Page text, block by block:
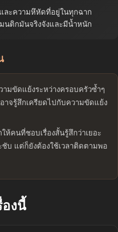
และความหึหัดที่อยู่ในทุกฉาก
นติกมันจริงจังและมีน้ำหนัก
มขัดแย้งระหว่างครอบครัวซ้ำๆ
าจรู้สึกเครียดไปกับความขัดแย้ง
ห้คนที่ชอบเรื่องสั้นรู้สึกว่าเยอะ
ชับ แต่ก็ยังต้องใช้เวลาติดตามพอ
องนี้